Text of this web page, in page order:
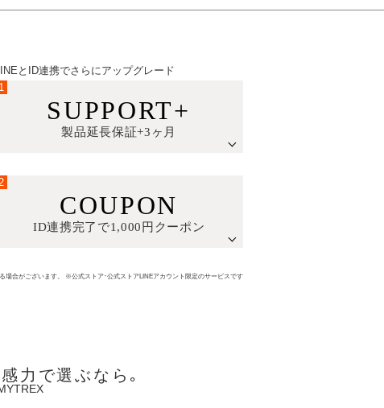
とID連携でさらにアップグレード
1
SUPPORT+
製品延長保証+3ヶ月
2
COUPON
ID連携完了で1,000円クーポン
場合がございます。 ※公式ストア･公式ストアLINEアカウント限定のサービスです
力で選ぶなら｡